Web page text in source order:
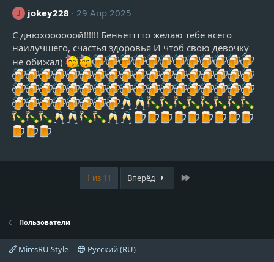
J jokey228
29 Апр 2025
С днюхоооооой!!!!!! Беньетттто желаю тебе всего
наилучшего, счастья здоровья И чтоб свою девочку
не обижал)
1 из 11 Вперёд
Пользователи
MircsRU Style
Русский (RU)